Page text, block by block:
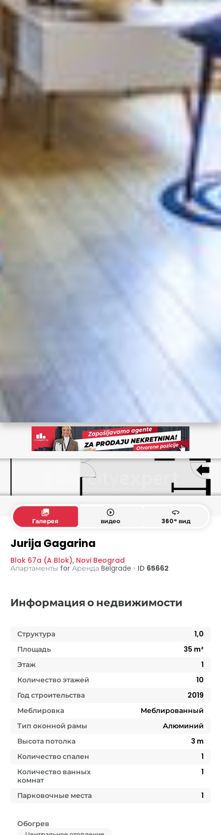
collections
Галерея
play_circle_outline
видео
360
360° вид
Jurija Gagarina
Blok 67a (A Blok), Novi Beograd
Апартаменты for Аренда Belgrade • ID 65662
Информация о недвижимости
Структура
1,0
Площадь
35 m²
Этаж
1
Количество этажей
10
Год строительства
2019
Меблировка
Меблированный
Тип оконной рамы
Алюминий
Высота потолка
3 m
Количество спален
1
Количество ванных
комнат
1
Парковочные места 1
Обогрев